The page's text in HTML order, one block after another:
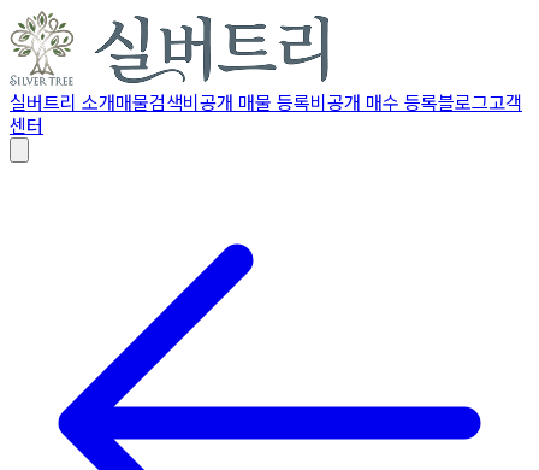
실버트리 소개매물검색비공개 매물 등록비공개 매수 등록블로그고객
센터